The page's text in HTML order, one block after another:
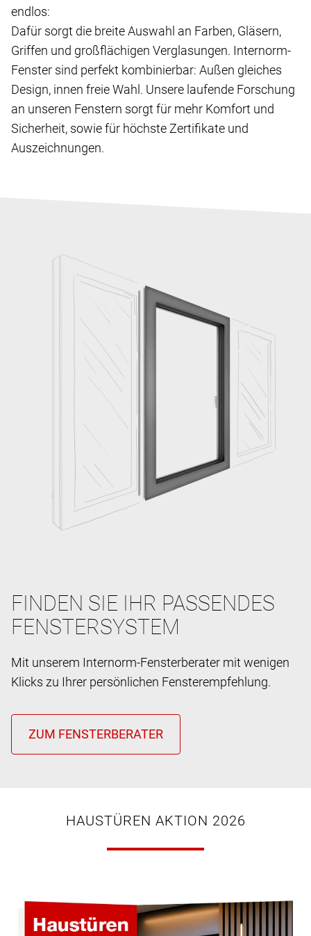
endlos:
Dafür sorgt die breite Auswahl an Farben, Gläsern,
Griffen und großflächigen Verglasungen. Internorm-
Fenster sind perfekt kombinierbar: Außen gleiches
Design, innen freie Wahl. Unsere laufende Forschung
an unseren Fenstern sorgt für mehr Komfort und
Sicherheit, sowie für höchste Zertifikate und
Auszeichnungen.
FINDEN SIE IHR PASSENDES
FENSTERSYSTEM
Mit unserem Internorm-Fensterberater mit wenigen
Klicks zu Ihrer persönlichen Fensterempfehlung.
HAUSTÜREN AKTION 2026